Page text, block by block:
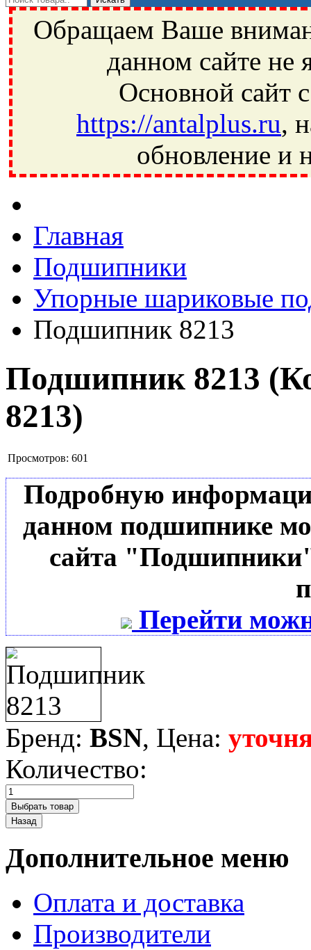
Обращаем Ваше
данном сайте не
Основной сайт
https://antalplus.ru,
обновление и
Ивантеевка, подшипники, пневматика, метизы, техника,
Главная
Подшипники
Упорные шариковые
Подшипник 8213
Подшипник 8213
8213)
Просмотров: 601
Подробную
данном подшипнике
сайта
Перейти
Бренд: BSN, Цена:
Количество:
Дополнительное меню
Оплата и доставка
Производители